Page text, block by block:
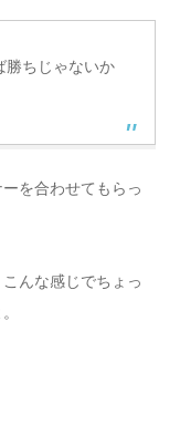
勝ちじゃないか
を合わせてもらっ
んな感じでちょっ